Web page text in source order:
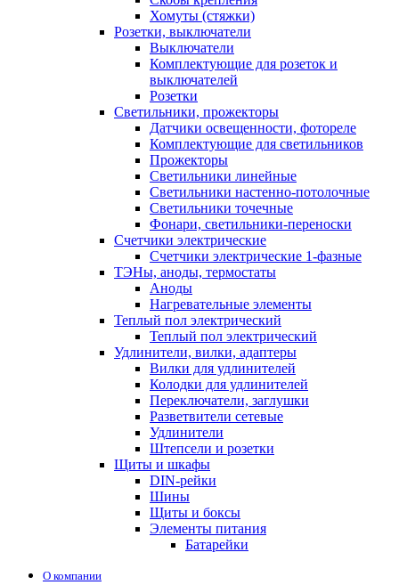
Хомуты (стяжки)
Розетки, выключатели
Выключатели
Комплектующие для розеток и
выключателей
Розетки
Светильники, прожекторы
Датчики освещенности, фотореле
Комплектующие для светильников
Прожекторы
Светильники линейные
Светильники настенно-потолочные
Светильники точечные
Фонари, светильники-переноски
Счетчики электрические
Счетчики электрические 1-фазные
ТЭНы, аноды, термостаты
Аноды
Нагревательные элементы
Теплый пол электрический
Теплый пол электрический
Удлинители, вилки, адаптеры
Вилки для удлинителей
Колодки для удлинителей
Переключатели, заглушки
Разветвители сетевые
Удлинители
Штепсели и розетки
Щиты и шкафы
DIN-рейки
Шины
Щиты и боксы
Элементы питания
Батарейки
О компании